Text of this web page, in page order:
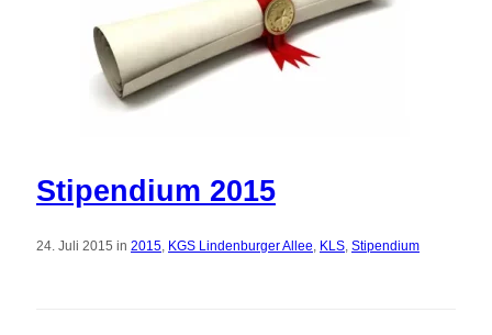
Stipendium 2015
24. Juli 2015 in 2015, KGS Lindenburger Allee, KLS, Stipendium